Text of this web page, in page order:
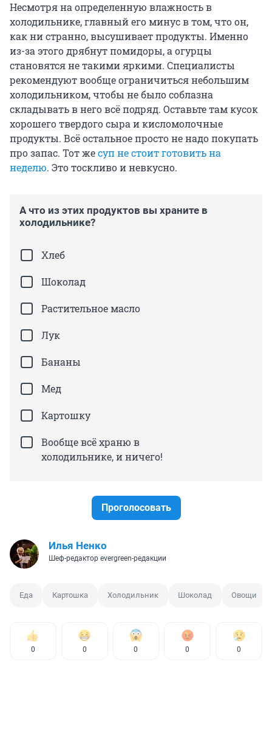
Несмотря на определенную влажность в
холодильнике, главный его минус в том, что он,
как ни странно, высушивает продукты. Именно
из-за этого дрябнут помидоры, а огурцы
становятся не такими яркими. Специалисты
рекомендуют вообще ограничиться небольшим
холодильником, чтобы не было соблазна
складывать в него всё подряд. Оставьте там кусок
хорошего твердого сыра и кисломолочные
продукты. Всё остальное просто не надо покупать
про запас. Тот жесуп не стоит готовить на
неделю. Это тоскливо и невкусно.
А что из этих продуктов вы храните в
холодильнике?
Хлеб
Шоколад
Растительное масло
Лук
Бананы
Мед
Картошку
Вообще всё храню в
холодильнике, и ничего!
Проголосовать
Илья Ненко
Шеф-редактор evergreen-редакции
Еда Картошка Холодильник Шоколад Овощи
0 0 0 0 0